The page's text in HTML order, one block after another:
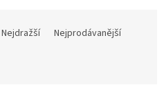
Nejdražší
Nejprodávanější